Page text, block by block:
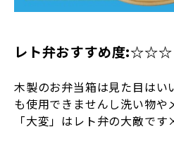
レト弁おすすめ度:☆☆☆
木製のお弁当箱は見た目はい
も使用できませんし洗い物や
「大変」はレト弁の大敵です